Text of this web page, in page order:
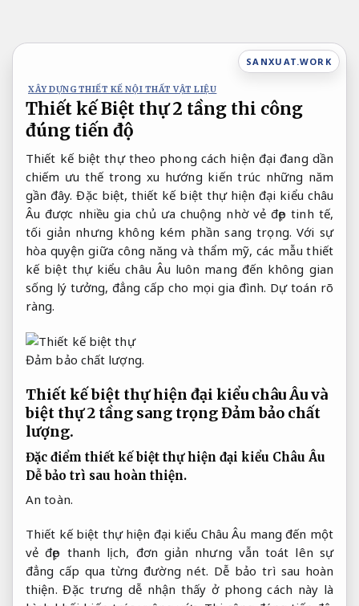
nội
SANXUAT.WORK
XÂY DỰNG THIẾT KẾ NỘI THẤT VẬT LIỆU
Thiết kế Biệt thự 2 tầng thi công
đúng tiến độ
Thiết kế biệt thự theo phong cách hiện đại đang dần
chiếm ưu thế trong xu hướng kiến trúc những năm
gần đây. Đặc biệt, thiết kế biệt thự hiện đại kiểu châu
Âu được nhiều gia chủ ưa chuộng nhờ vẻ đẹp tinh tế,
tối giản nhưng không kém phần sang trọng. Với sự
hòa quyện giữa công năng và thẩm mỹ, các mẫu thiết
kế biệt thự kiểu châu Âu luôn mang đến không gian
sống lý tưởng, đẳng cấp cho mọi gia đình. Dự toán rõ
ràng.
Đảm bảo chất lượng.
Thiết kế biệt thự hiện đại kiểu châu Âu và
biệt thự 2 tầng sang trọngĐảm bảo chất
lượng.
Đặc điểm thiết kế biệt thự hiện đại kiểu Châu Âu
Dễ bảo trì sau hoàn thiện.
An toàn.
Thiết kế biệt thự hiện đại kiểu Châu Âu mang đến một
vẻ đẹp thanh lịch, đơn giản nhưng vẫn toát lên sự
đẳng cấp qua từng đường nét. Dễ bảo trì sau hoàn
thiện. Đặc trưng dễ nhận thấy ở phong cách này là